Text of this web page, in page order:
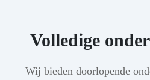
Volledige
Wij bieden doorlopende